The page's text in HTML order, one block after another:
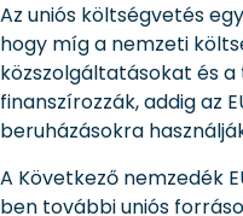
Az uniós költségvetés
hogy míg a nemzeti
közszolgáltatásokat és
finanszírozzák, addig az
beruházásokra
A Következő nemzedék
ben további uniós